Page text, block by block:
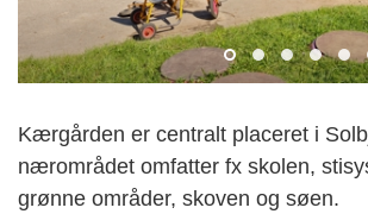
Kærgården er centralt placeret i
nærområdet omfatter fx skolen,
grønne områder, skoven og søen.